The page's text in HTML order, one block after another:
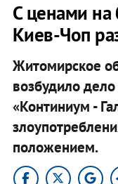
С ценами на
Киев-Чоп
Житомирское
возбудило
«Континиум -
положением.